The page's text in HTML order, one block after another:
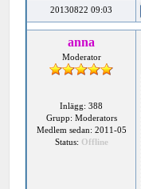
20130822 09:03
anna
Moderator
Inlägg: 388
Grupp: Moderators
Medlem sedan: 2011-05
Status: Offline